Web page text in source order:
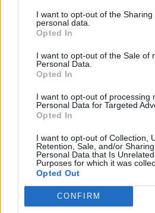
I want to opt-out of the Sharing
personal data.
Opted In
I want to opt-out of the Sale of
Personal Data.
Opted In
I want to opt-out of processing
Personal Data for Targeted
Opted In
I want to opt-out of Collection,
Retention, Sale, and/or
Personal Data that Is
Purposes for which it was
Opted Out
CONFIRM
Simona
a dat nicio
avut două
și Simona